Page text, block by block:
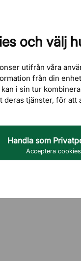
och välj
utifrån våra
från din
i sin tur
tjänster, för att
Handla som
Acceptera cookies